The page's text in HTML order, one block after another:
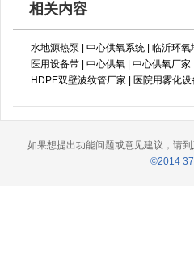
相关内容
水地源热泵 中心供氧系统| 临沂环氧
医用设备带| 中心供氧| 中心供氧厂家
HDPE双壁波纹管厂家
医院用雾化设
如果想提出功能问题或意见建议，请到
©2014